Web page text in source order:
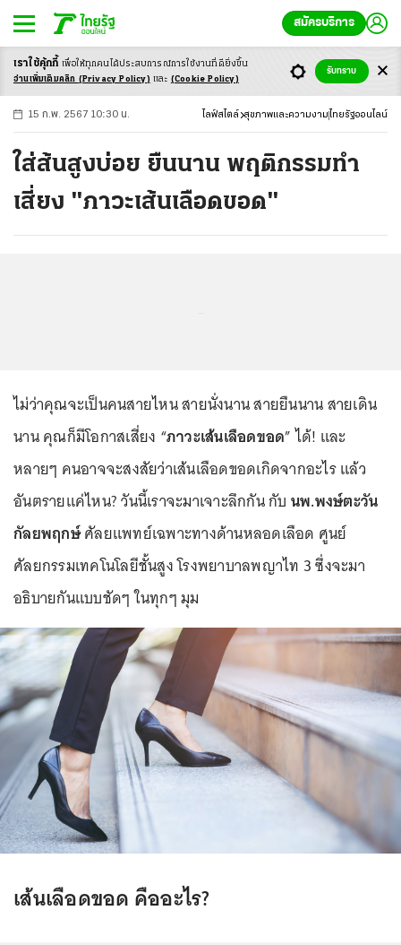
สมัครบริการ
-ก ก ก+
15 ก.พ. 2567 10:30 น. ไลฟ์สไตล์ สุขภาพและความงาม ไทยรัฐออนไลน์
ใส่ส้นสูงบ่อย ยืนนาน พฤติกรรมทำ
เสี่ยง "ภาวะเส้นเลือดขอด"
ไม่ว่าคุณจะเป็นคนสายไหน สายนั่งนาน สายยืนนาน สายเดิน
นาน คุณก็มีโอกาสเสี่ยง “ภาวะเส้นเลือดขอด” ได้! และ
หลายๆ คนอาจจะสงสัยว่าเส้นเลือดขอดเกิดจากอะไร แล้ว
อันตรายแค่ไหน? วันนี้เราจะมาเจาะลึกกัน กับ นพ.พงษ์ตะวัน
กัลยพฤกษ์ศัลยแพทย์เฉพาะทางด้านหลอดเลือด ศูนย์
ศัลยกรรมเทคโนโลยีชั้นสูง โรงพยาบาลพญาไท 3 ซึ่งจะมา
อธิบายกันแบบชัดๆ ในทุกๆ มุม
เส้นเลือดขอด คืออะไร?
เราใช้คุ้กกี้ เพื่อให้ทุกคนได้ประสบการณ์การใช้งานที่ดียิ่งขึ้น
อ่านเพิ่มเติมคลิก (Privacy Policy) และ (Cookie Policy)
รับทราบ